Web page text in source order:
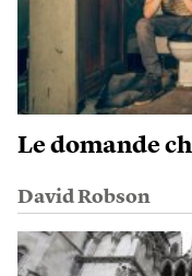
Le domande
David Robson